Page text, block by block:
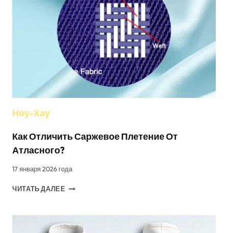
ДО
ЛИНЬКИ
ПУХА
Ноу-Хау
Как Отличить Саржевое Плетение От
Атласного?
17 января 2026 года
ЧИТАТЬ ДАЛЕЕ КАК
ПЛЕТЕНИЕ
ОТ